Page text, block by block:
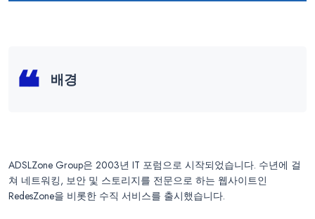
배경
ADSLZone Group은 2003년 IT 포럼으로 시작되었습니다. 수년에 걸
쳐 네트워킹, 보안 및 스토리지를 전문으로 하는 웹사이트인
RedesZone을 비롯한 수직 서비스를 출시했습니다.